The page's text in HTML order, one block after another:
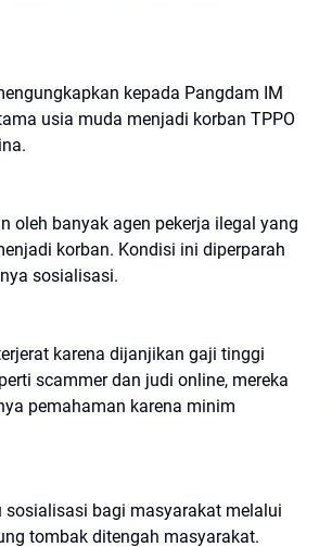
kepada Pangdam IM
usia muda menjadi korban TPPO
oleh banyak agen pekerja ilegal yang
korban. Kondisi ini diperparah
sosialisasi.
karena dijanjikan gaji tinggi
scammer dan judi online, mereka
pemahaman karena minim
bagi masyarakat melalui
tombak ditengah masyarakat.